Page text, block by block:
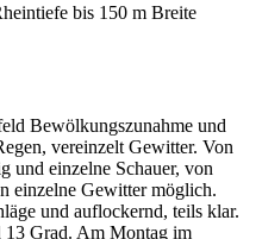
bis 150 m Breite
Bewölkungszunahme und
vereinzelt Gewitter. Von
und einzelne Schauer, von
einzelne Gewitter möglich.
und auflockernd, teils klar.
13 Grad. Am Montag im